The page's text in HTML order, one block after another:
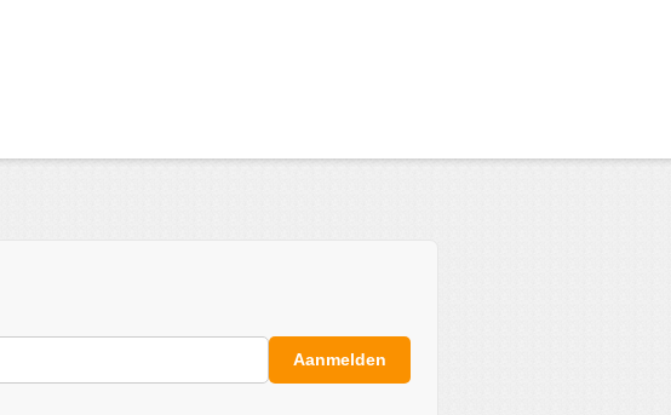
Aanmelden